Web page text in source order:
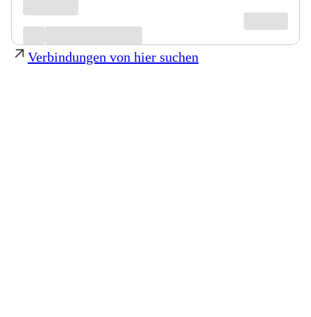
Verbindungen von hier suchen